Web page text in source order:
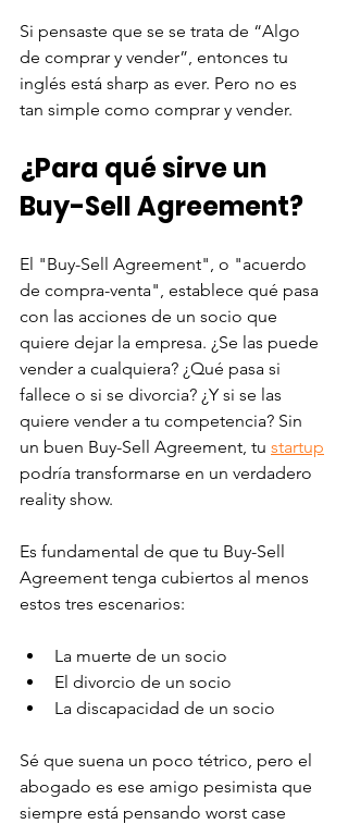
Si pensaste que se se trata de “Algo
de comprar y vender”, entonces tu
inglés está sharp as ever. Pero no es
tan simple como comprar y vender.
¿Para qué sirve un
Buy-Sell Agreement?
El "Buy-Sell Agreement", o "acuerdo
de compra-venta", establece qué pasa
con las acciones de un socio que
quiere dejar la empresa. ¿Se las puede
vender a cualquiera? ¿Qué pasa si
fallece o si se divorcia? ¿Y si se las
quiere vender a tu competencia? Sin
un buen Buy-Sell Agreement, tu startup
podría transformarse en un verdadero
reality show.
Es fundamental de que tu Buy-Sell
Agreement tenga cubiertos al menos
estos tres escenarios:
La muerte de un socio
El divorcio de un socio
La discapacidad de un socio
Sé que suena un poco tétrico, pero el
abogado es ese amigo pesimista que
siempre está pensando worst case